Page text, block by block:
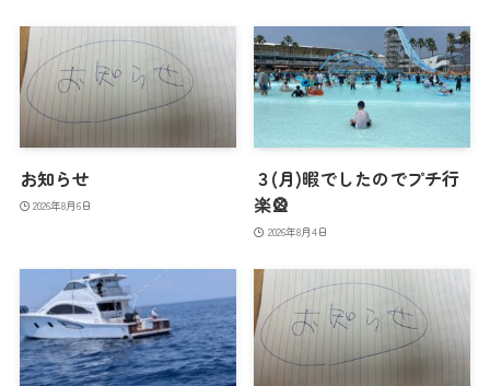
お知らせ
2026年8月6日
３(月)暇でしたのでプチ行
楽🎡
2026年8月4日